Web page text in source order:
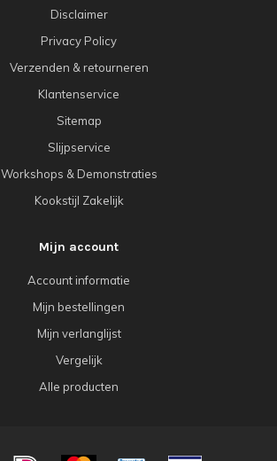
Disclaimer
Privacy Policy
Verzenden & retourneren
Klantenservice
Sitemap
Slijpservice
Workshops & Demonstraties
Kookstijl Zakelijk
Mijn account
Account informatie
Mijn bestellingen
Mijn verlanglijst
Vergelijk
Alle producten